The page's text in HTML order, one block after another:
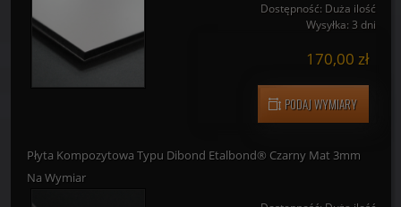
Dostępność: Duża ilość
Wysyłka: 3 dni
170,00 zł
PODAJ WYMIARY
Płyta Kompozytowa Typu Dibond Etalbond® Czarny Mat 3mm
Na Wymiar